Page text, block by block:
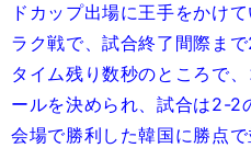
ドカップ出場に王手をかけ
ラク戦で、試合終了間際ま
タイム残り数秒のところで
ールを決められ、試合は2-2
会場で勝利した韓国に勝点